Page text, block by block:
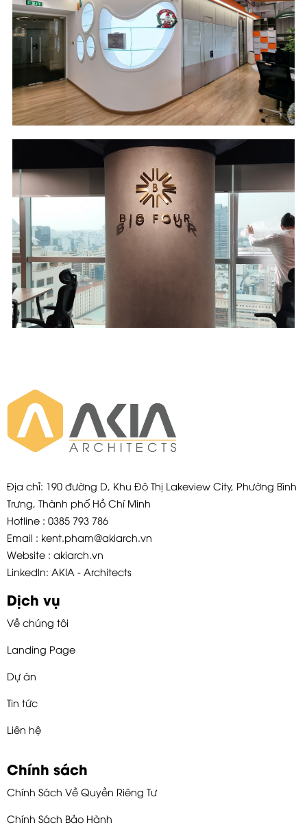
Design & Build
177 m2
Location
Saigon Riverside
Office - HCM City
Industry
Food Ingredients
Scope of Work
Design & Build
Area
82 m2
Location
Saigon Trade
Center - HCM City
Industry
Real Estate
Địa chỉ: 190 đường D, Khu Đô Thị Lakeview City, Phường Bình
Trưng, Thành phố Hồ Chí Minh
Hotline : 0385 793 786
Email : kent.pham@akiarch.vn
Website : akiarch.vn
Linkedln: AKIA - Architects
Dịch vụ
Về chúng tôi
Landing Page
Dự án
Tin tức
Liên hệ
Chính sách
Chính Sách Về Quyền Riêng Tư
Chính Sách Bảo Hành